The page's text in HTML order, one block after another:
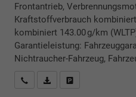
Frontantrieb,
Kraftstoffverbrauch
kombiniert 143.00 g/km
Garantieleistung:
Nichtraucher-Fahrzeug,
Rückrufbitte absenden
PDF-Datei,